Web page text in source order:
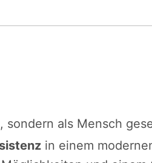
als Mensch
in einem